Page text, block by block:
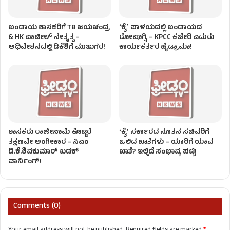
ಬಂಡಾಯ ಶಾಸಕರಿಗೆ TB ಜಯಚಂದ್ರ
& HK ಪಾಟೀಲ್ ನೇತೃತ್ವ –
ಅಧಿವೇಶನದಲ್ಲಿ ಡಿಕೆಶಿಗೆ ಮುಜುಗರ!
ʻಕೈʼ​ ಪಾಳಯದಲ್ಲಿ ಬಂಡಾಯದ
ರೋಷಾಗ್ನಿ – KPCC ಕಚೇರಿ ಎದುರು
ಕಾರ್ಯಕರ್ತರ ಹೈಡ್ರಾಮಾ!
ಶಾಸಕರು ರಾಜೀನಾಮೆ ಕೊಟ್ಟರೆ
ತಕ್ಷಣವೇ ಅಂಗೀಕಾರ – ಸಿಎಂ
ಡಿ.ಕೆ.ಶಿವಕುಮಾರ್ ಖಡಕ್
ವಾರ್ನಿಂಗ್!
ʻಕೈʼ ಸರ್ಕಾರದ ನೂತನ ಸಚಿವರಿಗೆ
ಒಲಿದ ಖಾತೆಗಳು – ಯಾರಿಗೆ ಯಾವ
ಖಾತೆ? ಇಲ್ಲಿದೆ ಸಂಭಾವ್ಯ ಪಟ್ಟಿ!
Comments (0)